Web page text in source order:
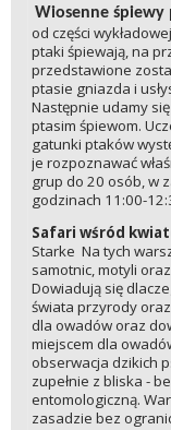
Wiosenne śpiewy
od części
ptaki śpiewają, na
przedstawione
ptasie gniazda i
Następnie udamy
ptasim śpiewom.
gatunki ptaków
je rozpoznawać
grup do 20 osób, w
godzinach 11:00-
Safari wśród
Starke Na tych
samotnic, motyli
Dowiadują się
świata przyrody
dla owadów oraz
miejscem dla
obserwacja dzikich
zupełnie z bliska -
entomologiczną.
zasadzie bez